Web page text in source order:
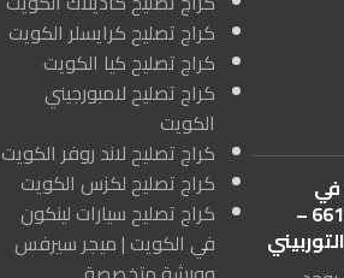
في
الكويت – 66167866 –
كراج تصليح كرايسلر الكويت
كراج تصليح كيا الكويت
كراج تصليح لامبورجيني
الكويت
كراج تصليح لاند روفر الكويت
كراج تصليح لكزس الكويت
كراج تصليح سيارات لينكون
في الكويت | ميجر سيرفس